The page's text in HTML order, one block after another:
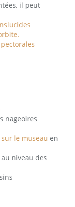
il peut
nageoires
le museau en
niveau des